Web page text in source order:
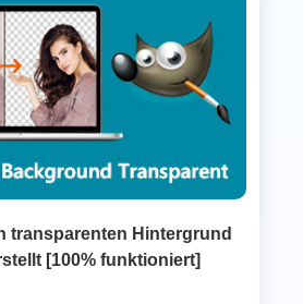
transparenten Hintergrund
[100% funktioniert]